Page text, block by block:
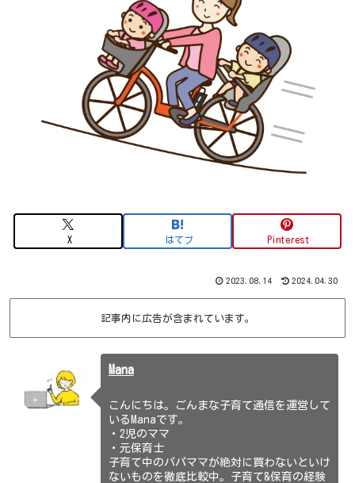
X はてブ Pinterest
2023.08.14 2024.04.30
記事内に広告が含まれています。
Mana
こんにちは。ごんまな子育て通信を運営して
いるManaです。
・2児のママ
・元保育士
子育て中のパパママが絶対に買わないといけ
ないものを徹底比較中。子育て&保育の経験